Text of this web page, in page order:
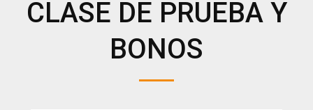
CLASE DE PRUEBA Y
BONOS